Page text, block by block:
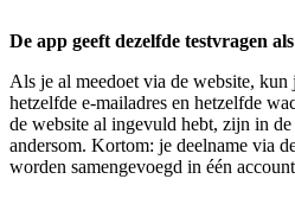
De app geeft dezelfde testvragen
Als je al meedoet via de website,
hetzelfde e-mailadres en hetzelfde
de website al ingevuld hebt, zijn in de
andersom. Kortom: je deelname via
worden samengevoegd in één